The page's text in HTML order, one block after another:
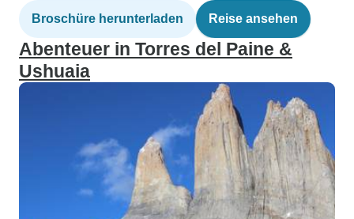
Broschüre herunterladen Reise ansehen
Abenteuer in Torres del Paine &
Ushuaia